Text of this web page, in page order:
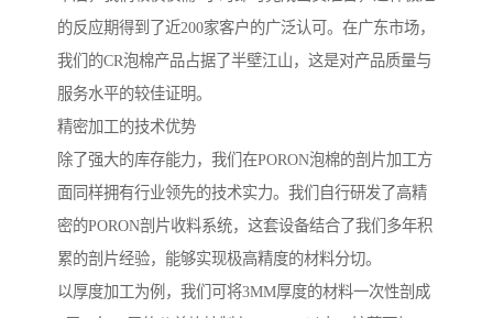
的反应期得到了近200家客户的广泛认可。在广东市场，
我们的CR泡棉产品占据了半壁江山，这是对产品质量与
服务水平的较佳证明。
精密加工的技术优势
除了强大的库存能力，我们在PORON泡棉的剖片加工方
面同样拥有行业领先的技术实力。我们自行研发了高精
密的PORON剖片收料系统，这套设备结合了我们多年积
累的剖片经验，能够实现极高精度的材料分切。
以厚度加工为例，我们可将3MM厚度的材料一次性剖成